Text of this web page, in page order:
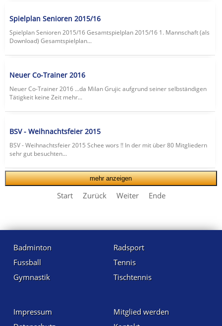
Spielplan Senioren 2015/16
Spielplan Senioren 2015/16 Gesamtspielplan 2015/16 1. Mannschaft (als
Download) Gesamtspielplan...
Neuer Co-Trainer 2016
Neuer Co-Trainer 2016 ...da Milan Grujic aufgrund seiner selbständigen
Tätigkeit keine Zeit mehr...
BSV - Weihnachtsfeier 2015
BSV - Weihnachtsfeier 2015 Schee wors !! In der mit über 80 Mitgliedern
sehr gut besuchten...
mehr anzeigen
Start Zurück Weiter Ende
Badminton
Fussball
Gymnastik
Radsport
Tennis
Tischtennis
Impressum
Mitglied werden